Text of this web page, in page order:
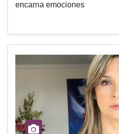
encarna emociones